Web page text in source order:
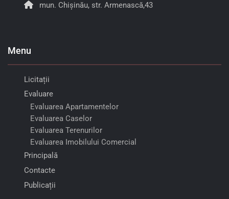
mun. Chișinău, str. Armenască,43
Menu
Licitații
Evaluare
Evaluarea Apartamentelor
Evaluarea Caselor
Evaluarea Terenurilor
Evaluarea Imobilului Comercial
Principală
Contacte
Publicații